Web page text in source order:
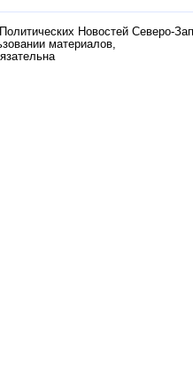
Новостей Северо-
материалов,